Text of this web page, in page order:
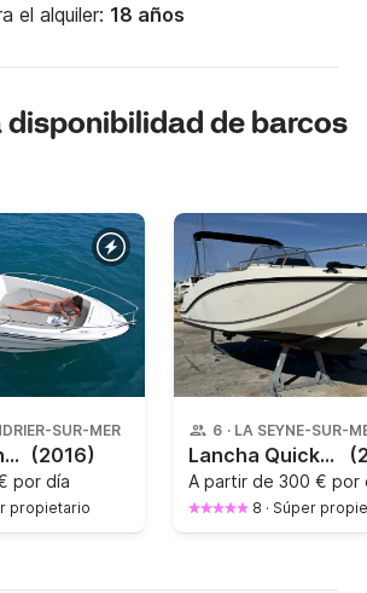
el alquiler: 18 años
disponibilidad de barcos
SUR-MER
Lancha Jeanneau Cap Camarat 650 série 2 150CV (2016)
por día
propietario
6 · LA SEYNE-SUR-
Lancha Quicksilver Open 555 115CV
A partir de 300 € por
8 · Súper